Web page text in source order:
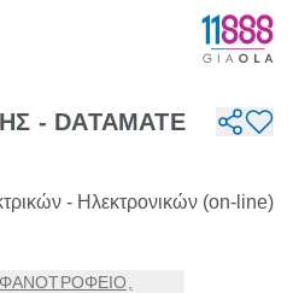
- DATAMATE
- Ηλεκτρονικών (on-line)